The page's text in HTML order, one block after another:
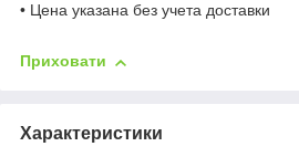
• Цена указана без учета доставки
Приховати
Характеристики